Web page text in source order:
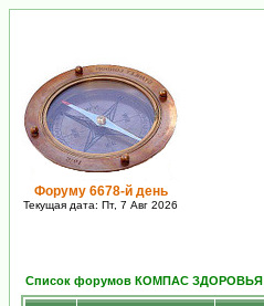
Форуму 6678-й день
Текущая дата: Пт, 7 Авг 2026
Список форумов КОМПАС ЗДОРОВЬЯ